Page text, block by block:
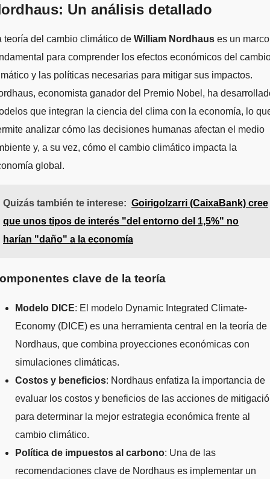
Un análisis detallado
teoría del cambio climático de William Nordhaus es un marco
para comprender los efectos económicos del
y las políticas necesarias para mitigar sus impactos.
economista ganador del Premio Nobel, ha
que integran la ciencia del clima con la economía, lo
analizar cómo las decisiones humanas afectan el medio
y, a su vez, cómo el cambio climático impacta la
global.
Quizás también te interese: Goirigolzarri (CaixaBank) cree
que unos tipos de interés "del entorno del 1,5%" no
harían "daño" a la economía
clave de la teoría
Modelo DICE: El modelo Dynamic Integrated Climate-
Economy (DICE) es una herramienta central en la teoría de
Nordhaus, que combina proyecciones económicas con
simulaciones climáticas.
Costos y beneficios: Nordhaus enfatiza la importancia de
evaluar los costos y beneficios de las acciones de
para determinar la mejor estrategia económica frente al
cambio climático.
Política de impuestos al carbono: Una de las
recomendaciones clave de Nordhaus es implementar un